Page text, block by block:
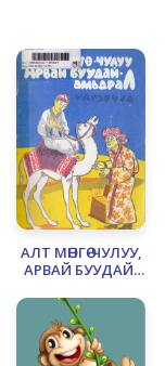
АЛТ МӨНГӨ-ЧУЛУУ,
АРВАЙ БУУДАЙ-